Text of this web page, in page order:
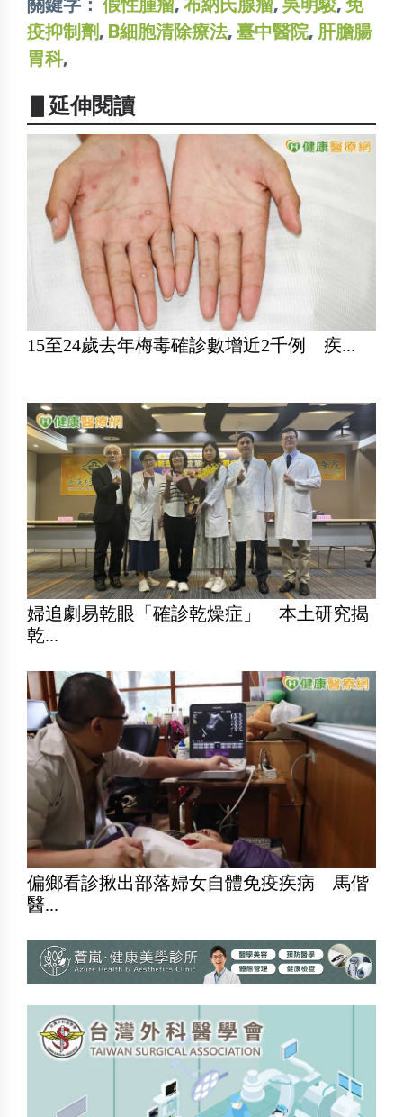
疫抑制劑, B細胞清除療法, 臺中醫院, 肝膽腸
胃科,
▋延伸閱讀
15至24歲去年梅毒確診數增近2千例 疾...
婦追劇易乾眼「確診乾燥症」 本土研究揭
乾...
偏鄉看診揪出部落婦女自體免疫疾病 馬偕
醫...